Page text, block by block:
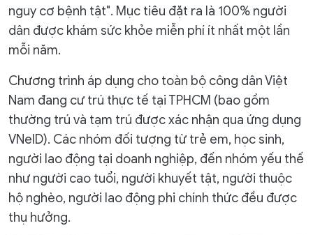
nguy cơ bệnh tật". Mục tiêu đặt ra là 100% người
dân được khám sức khỏe miễn phí ít nhất một lần
mỗi năm.
Chương trình áp dụng cho toàn bộ công dân Việt
Nam đang cư trú thực tế tại TPHCM (bao gồm
thường trú và tạm trú được xác nhận qua ứng dụng
VNeID). Các nhóm đối tượng từ trẻ em, học sinh,
người lao động tại doanh nghiệp, đến nhóm yếu thế
như người cao tuổi, người khuyết tật, người thuộc
hộ nghèo, người lao động phi chính thức đều được
thụ hưởng.